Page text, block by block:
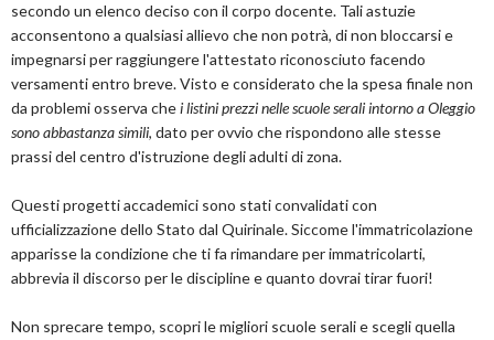
secondo un elenco deciso con il corpo docente. Tali astuzie
acconsentono a qualsiasi allievo che non potrà, di non bloccarsi e
impegnarsi per raggiungere l'attestato riconosciuto facendo
versamenti entro breve. Visto e considerato che la spesa finale non
da problemi osserva chei listini prezzi nelle scuole serali intorno a Oleggio
sono abbastanza simili, dato per ovvio che rispondono alle stesse
prassi del centro d'istruzione degli adulti di zona.
Questi progetti accademici sono stati convalidati con
ufficializzazione dello Stato dal Quirinale. Siccome l'immatricolazione
apparisse la condizione che ti fa rimandare per immatricolarti,
abbrevia il discorso per le discipline e quanto dovrai tirar fuori!
Non sprecare tempo, scopri le migliori scuole serali e scegli quella